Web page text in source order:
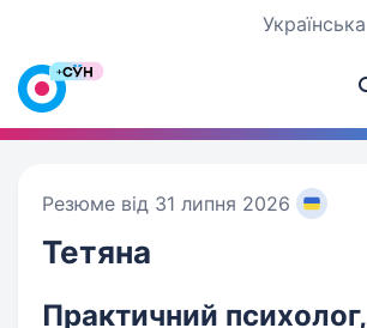
Українська
Резюме від 31 липня 2026
Тетяна
Практичний психолог,